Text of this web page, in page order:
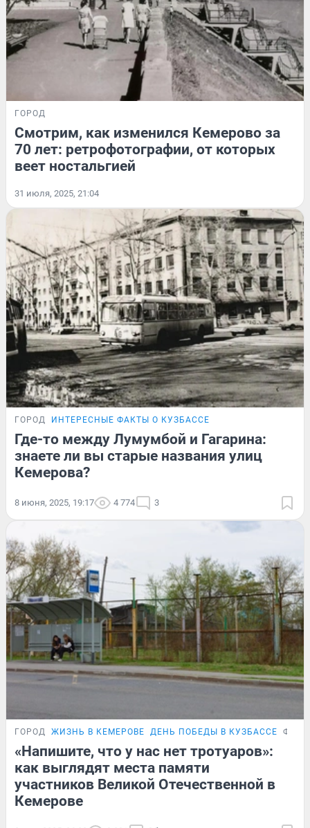
ГОРОД
Смотрим, как изменился Кемерово за
70 лет: ретрофотографии, от которых
веет ностальгией
31 июля, 2025, 21:04
ГОРОД ИНТЕРЕСНЫЕ ФАКТЫ О КУЗБАССЕ
Где-то между Лумумбой и Гагарина:
знаете ли вы старые названия улиц
Кемерова?
8 июня, 2025, 19:17 4 774 3
ГОРОД ЖИЗНЬ В КЕМЕРОВЕ ДЕНЬ ПОБЕДЫ В КУЗБАССЕ
«Напишите, что у нас нет тротуаров»:
как выглядят места памяти
участников Великой Отечественной в
Кемерове